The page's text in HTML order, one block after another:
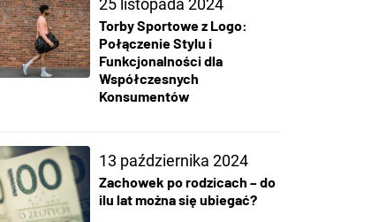
25 listopada 2024
Torby Sportowe z Logo:
Połączenie Stylu i
Funkcjonalności dla
Współczesnych
Konsumentów
13 października 2024
Zachowek po rodzicach – do
ilu lat można się ubiegać?